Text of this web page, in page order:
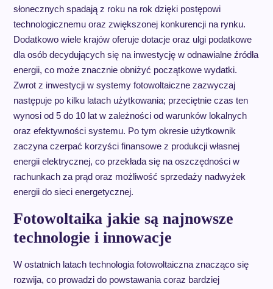
słonecznych spadają z roku na rok dzięki postępowi
technologicznemu oraz zwiększonej konkurencji na rynku.
Dodatkowo wiele krajów oferuje dotacje oraz ulgi podatkowe
dla osób decydujących się na inwestycję w odnawialne źródła
energii, co może znacznie obniżyć początkowe wydatki.
Zwrot z inwestycji w systemy fotowoltaiczne zazwyczaj
następuje po kilku latach użytkowania; przeciętnie czas ten
wynosi od 5 do 10 lat w zależności od warunków lokalnych
oraz efektywności systemu. Po tym okresie użytkownik
zaczyna czerpać korzyści finansowe z produkcji własnej
energii elektrycznej, co przekłada się na oszczędności w
rachunkach za prąd oraz możliwość sprzedaży nadwyżek
energii do sieci energetycznej.
Fotowoltaika jakie są najnowsze
technologie i innowacje
W ostatnich latach technologia fotowoltaiczna znacząco się
rozwija, co prowadzi do powstawania coraz bardziej